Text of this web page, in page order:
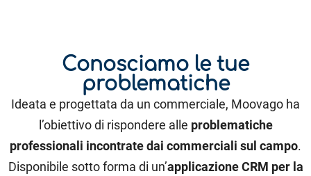
Conosciamo le tue
problematiche
Ideata e progettata da un commerciale, Moovago ha
l’obiettivo di rispondere alle problematiche
professionali incontrate dai commerciali sul campo.
Disponibile sotto forma di un’applicazione CRM per la